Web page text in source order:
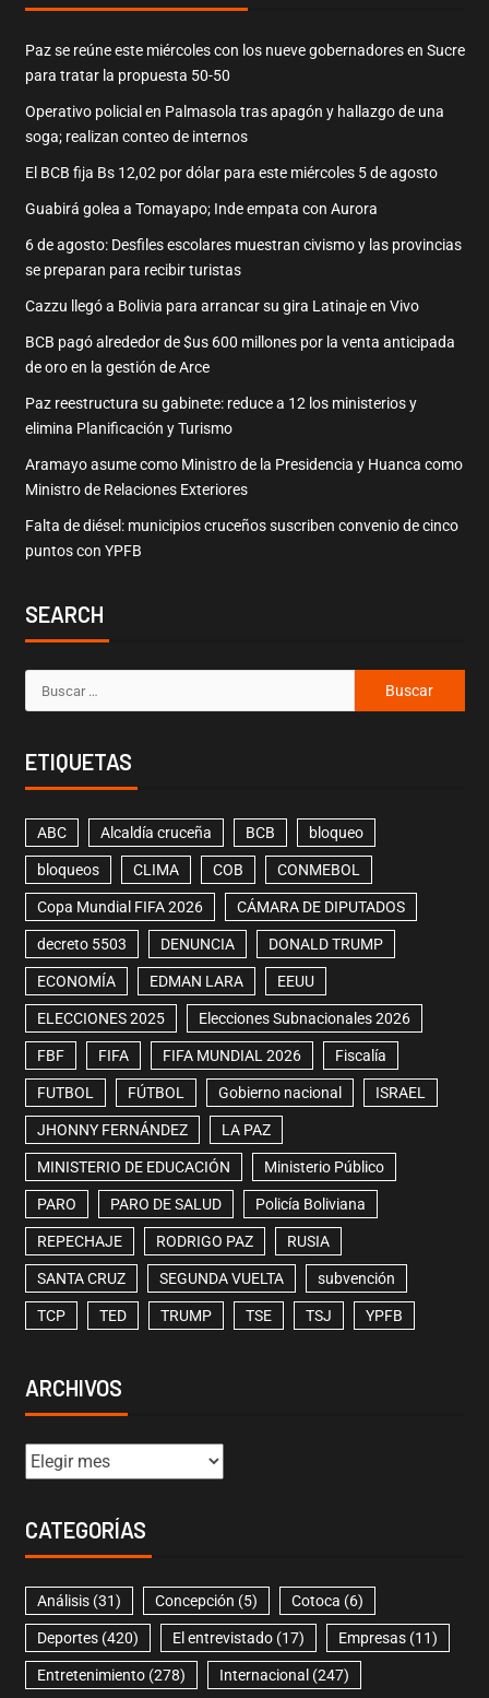
Paz se reúne este miércoles con los nueve gobernadores en Sucre
para tratar la propuesta 50-50
Operativo policial en Palmasola tras apagón y hallazgo de una
soga; realizan conteo de internos
El BCB fija Bs 12,02 por dólar para este miércoles 5 de agosto
Guabirá golea a Tomayapo; Inde empata con Aurora
6 de agosto: Desfiles escolares muestran civismo y las provincias
se preparan para recibir turistas
Cazzu llegó a Bolivia para arrancar su gira Latinaje en Vivo
BCB pagó alrededor de $us 600 millones por la venta anticipada
de oro en la gestión de Arce
Paz reestructura su gabinete: reduce a 12 los ministerios y
elimina Planificación y Turismo
Aramayo asume como Ministro de la Presidencia y Huanca como
Ministro de Relaciones Exteriores
Falta de diésel: municipios cruceños suscriben convenio de cinco
puntos con YPFB
SEARCH
ETIQUETAS
ABC Alcaldía cruceña BCB bloqueo
bloqueos CLIMA COB CONMEBOL
Copa Mundial FIFA 2026 CÁMARA DE DIPUTADOS
decreto 5503 DENUNCIA DONALD TRUMP
ECONOMÍA EDMAN LARA EEUU
ELECCIONES 2025 Elecciones Subnacionales 2026
FBF FIFA FIFA MUNDIAL 2026 Fiscalía
FUTBOL FÚTBOL Gobierno nacional ISRAEL
JHONNY FERNÁNDEZ LA PAZ
MINISTERIO DE EDUCACIÓN Ministerio Público
PARO PARO DE SALUD Policía Boliviana
REPECHAJE RODRIGO PAZ RUSIA
SANTA CRUZ SEGUNDA VUELTA subvención
TCP TED TRUMP TSE TSJ YPFB
ARCHIVOS
CATEGORÍAS
Análisis(31) Concepción (5) Cotoca (6)
Deportes(420) El entrevistado(17) Empresas(11)
Entretenimiento(278) Internacional (247)